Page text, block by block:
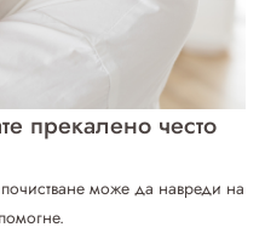
прекалено често
може да навреди на